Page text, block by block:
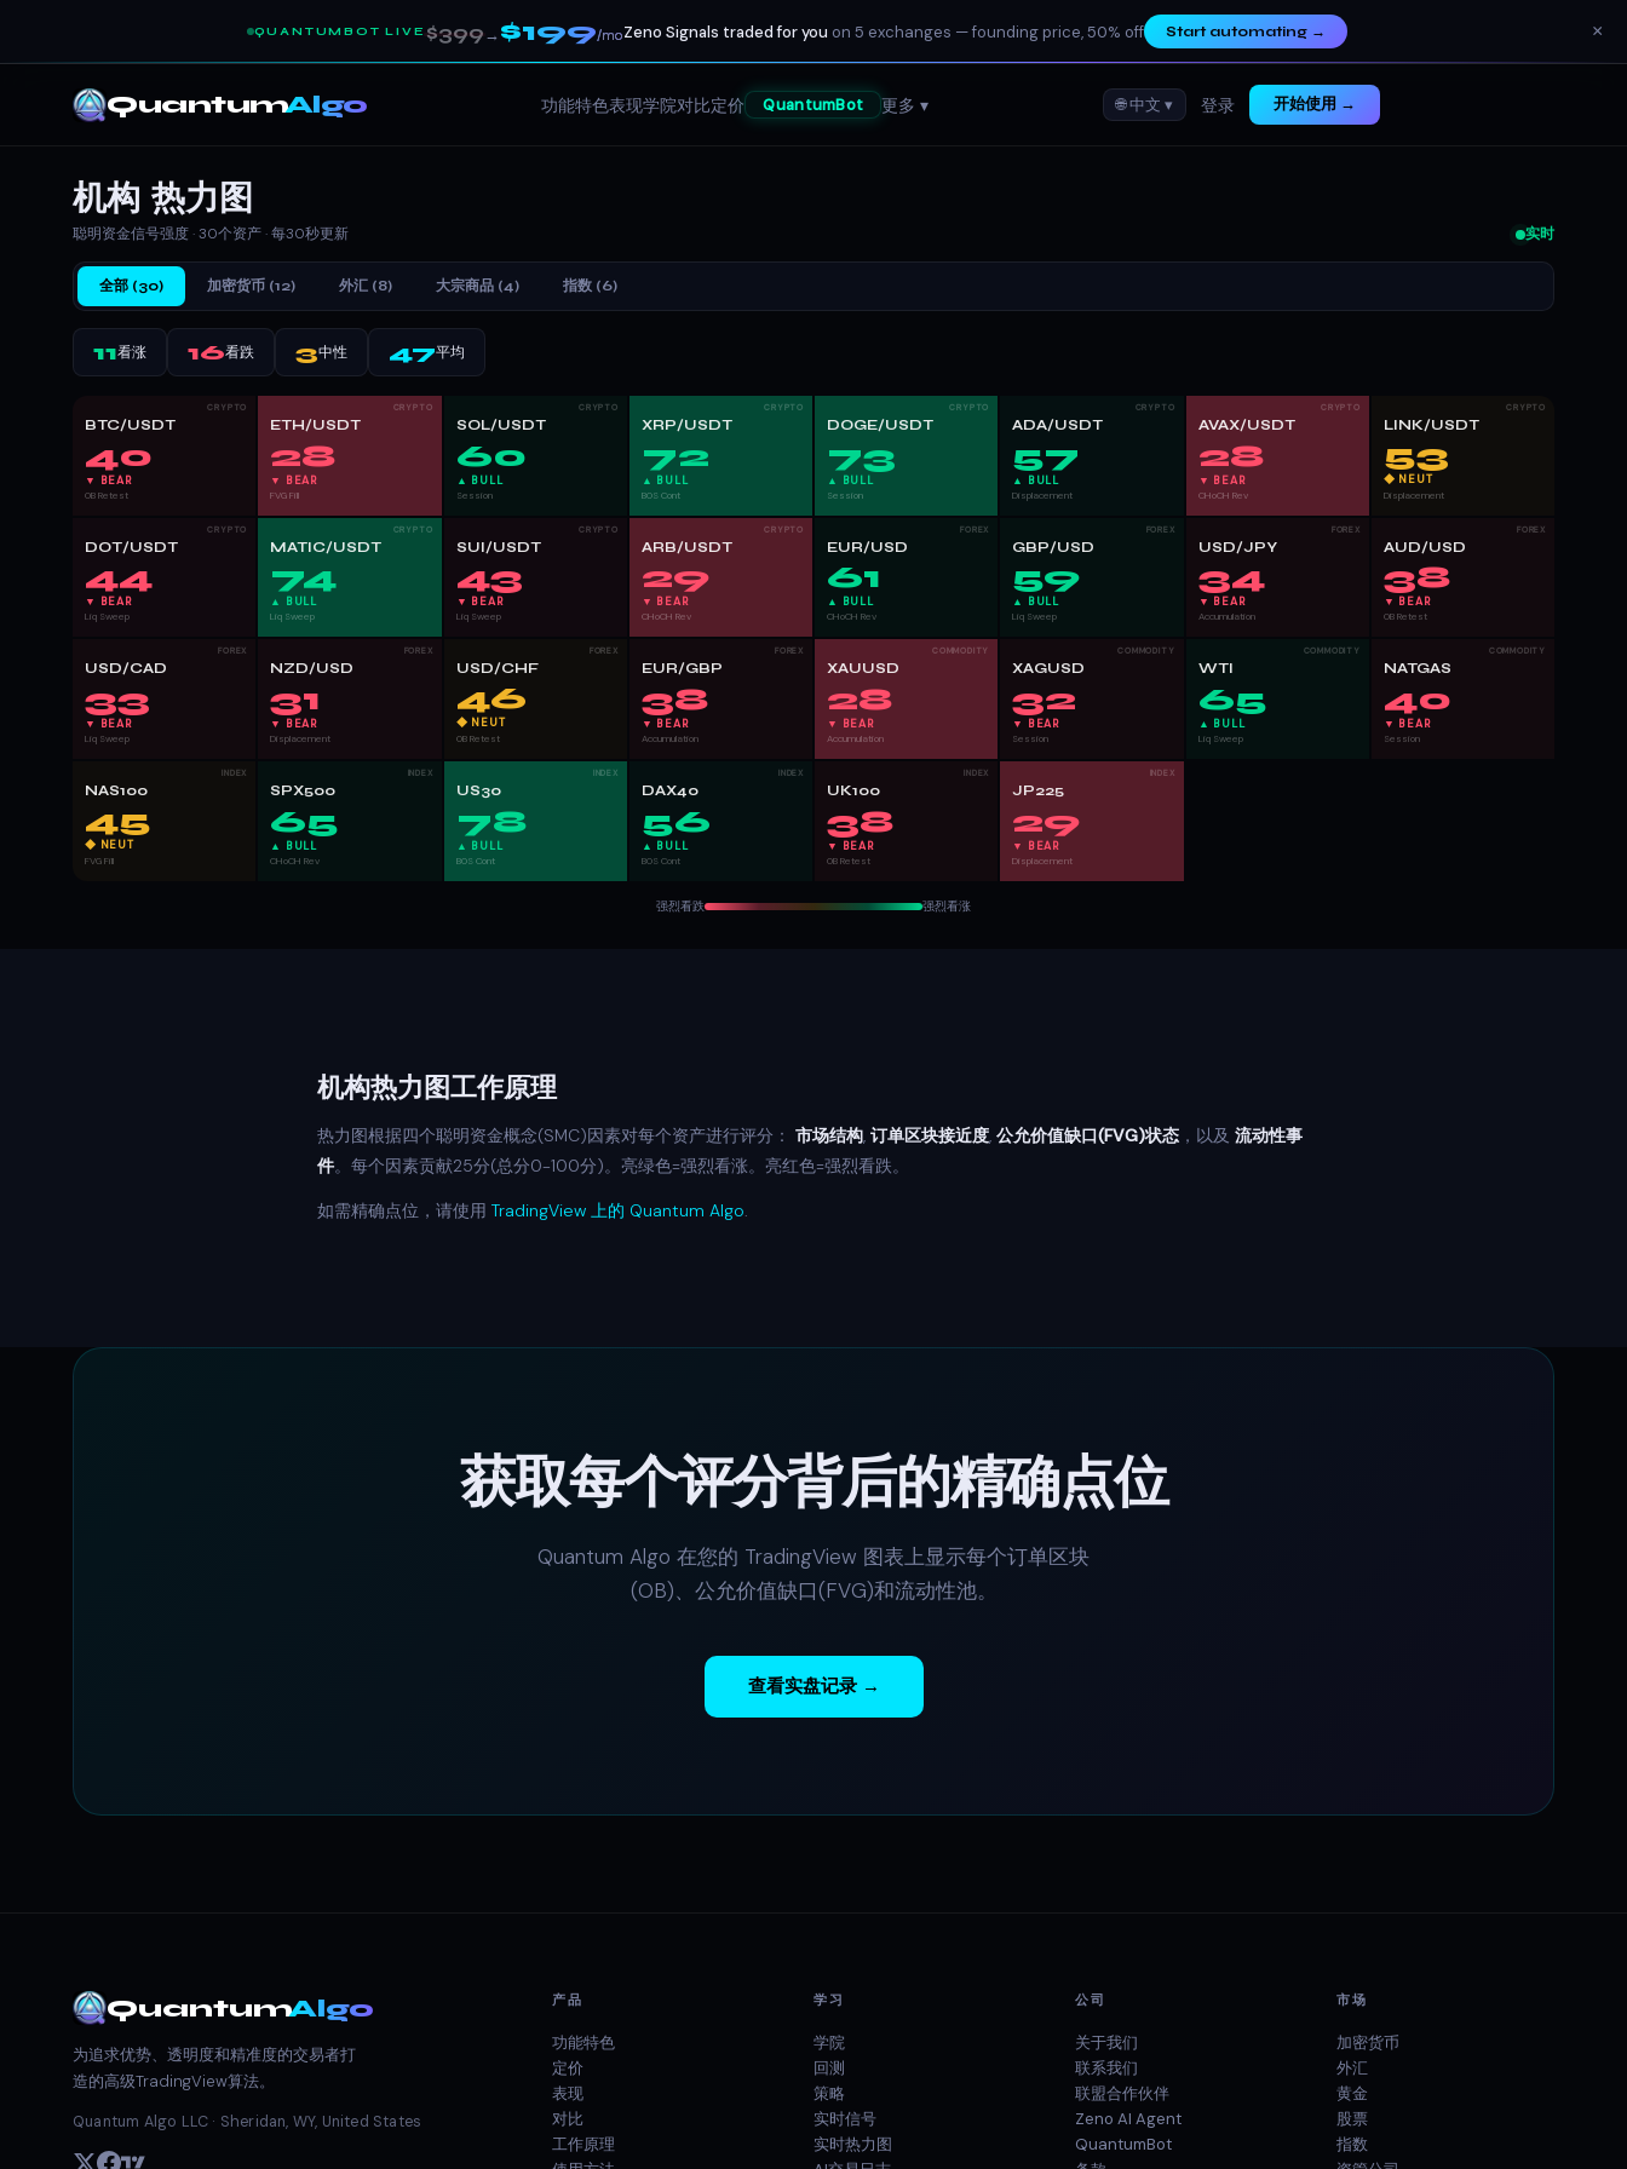
QUANTUMBOT LIVE $399→$199/moZeno Signals traded for you on 5 exchanges — founding price, 50% off Start automating→ ×
QuantumAlgo 功能特色表现学院对比定价 QuantumBot 更多 ▾ 🌐 中文 ▾ 登录 开始使用 →
机构 热力图
聪明资金信号强度 · 30个资产 · 每30秒更新 实时
全部 (30) 加密货币 (12) 外汇 (8) 大宗商品 (4) 指数 (6)
11看涨 16看跌 3中性 47平均
BTC/USDT
CRYPTO
40
▼ BEAR
OB Retest
ETH/USDT
CRYPTO
28
▼ BEAR
FVG Fill
SOL/USDT
CRYPTO
60
▲ BULL
Session
XRP/USDT
CRYPTO
72
▲ BULL
BOS Cont
DOGE/USDT
CRYPTO
73
▲ BULL
Session
ADA/USDT
CRYPTO
57
▲ BULL
Displacement
AVAX/USDT
CRYPTO
28
▼ BEAR
CHoCH Rev
LINK/USDT
CRYPTO
53
◆ NEUT
Displacement
DOT/USDT
CRYPTO
44
▼ BEAR
Liq Sweep
MATIC/USDT
CRYPTO
74
▲ BULL
Liq Sweep
SUI/USDT
CRYPTO
43
▼ BEAR
Liq Sweep
ARB/USDT
CRYPTO
29
▼ BEAR
CHoCH Rev
EUR/USD
FOREX
61
▲ BULL
CHoCH Rev
GBP/USD
FOREX
59
▲ BULL
Liq Sweep
USD/JPY
FOREX
34
▼ BEAR
Accumulation
AUD/USD
FOREX
38
▼ BEAR
OB Retest
USD/CAD
FOREX
33
▼ BEAR
Liq Sweep
NZD/USD
FOREX
31
▼ BEAR
Displacement
USD/CHF
FOREX
46
◆ NEUT
OB Retest
EUR/GBP
FOREX
38
▼ BEAR
Accumulation
XAUUSD
COMMODITY
28
▼ BEAR
Accumulation
XAGUSD
COMMODITY
32
▼ BEAR
Session
WTI
COMMODITY
65
▲ BULL
Liq Sweep
NATGAS
COMMODITY
40
▼ BEAR
Session
NAS100
INDEX
45
◆ NEUT
FVG Fill
SPX500
INDEX
65
▲ BULL
CHoCH Rev
US30
INDEX
78
▲ BULL
BOS Cont
DAX40
INDEX
56
▲ BULL
BOS Cont
UK100
INDEX
38
▼ BEAR
OB Retest
JP225
INDEX
29
▼ BEAR
Displacement
强烈看跌 强烈看涨
机构热力图工作原理
热力图根据四个聪明资金概念(SMC)因素对每个资产进行评分： 市场结构, 订单区块接近度, 公允价值缺口(FVG)状态 ，以及 流动性事
件。每个因素贡献25分(总分0-100分)。亮绿色=强烈看涨。亮红色=强烈看跌。
如需精确点位，请使用 TradingView 上的 Quantum Algo.
获取每个评分背后的精确点位
Quantum Algo 在您的 TradingView 图表上显示每个订单区块
(OB)、公允价值缺口(FVG)和流动性池。
查看实盘记录 →
QuantumAlgo
为追求优势、透明度和精准度的交易者打
造的高级TradingView算法。
Quantum Algo LLC · Sheridan, WY, United States
产品
功能特色
定价
表现
对比
工作原理
学习
学院
回测
策略
实时信号
实时热力图
公司
关于我们
联系我们
联盟合作伙伴
Zeno AI Agent
QuantumBot
市场
加密货币
外汇
黄金
股票
指数